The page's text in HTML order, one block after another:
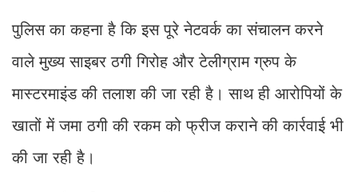
पुलिस का कहना है कि इस पूरे नेटवर्क का संचालन करने
वाले मुख्य साइबर ठगी गिरोह और टेलीग्राम ग्रुप के
मास्टरमाइंड की तलाश की जा रही है। साथ ही आरोपियों के
खातों में जमा ठगी की रकम को फ्रीज कराने की कार्रवाई भी
की जा रही है।